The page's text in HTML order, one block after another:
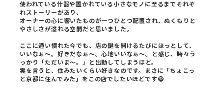
使われている什器や置かれている小さなモノに至るまでそれぞ
れストーリーがあり、
オーナーの心に響いたものが一つひとつ配置され、ぬくもりと
やさしさが溢れる空間だと思いました。
ここに通い慣れた今でも、店の鍵を開けるたびにほっとして、
いいなぁ〜。好きだなぁ〜。心地いいなぁ〜。と感じ、 時々う
っかり「ただいま〜。」と出勤してしまうほど。
実を言うと、住みたいくらい好きなのです。まさに「ちょこっ
と京都に住んでみた」をこの店でしたいほどです😆